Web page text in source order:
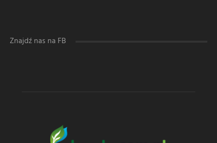
Znajdź nas na FB